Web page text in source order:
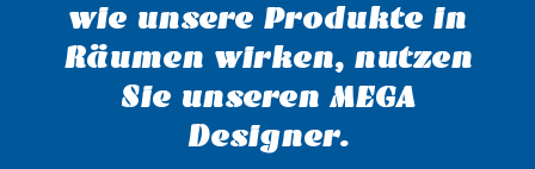
wie unsere Produkte in
Räumen wirken, nutzen
Sie unseren MEGA
Designer.